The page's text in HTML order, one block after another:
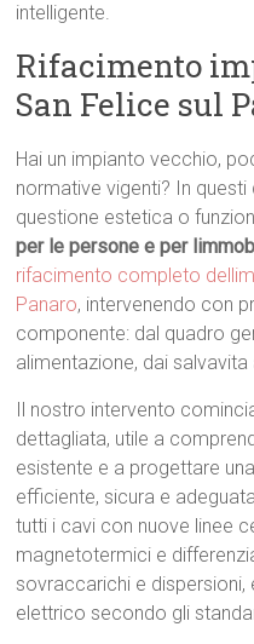
intelligente.
Rifacimento
San Felice sul
Hai un impianto vecchio,
normative vigenti? In
questione estetica o
per le persone e per
rifacimento completo
Panaro, intervenendo con
componente: dal quadro
alimentazione, dai
Il nostro intervento
dettagliata, utile a
esistente e a progettare
efficiente, sicura e
tutti i cavi con nuove linee
magnetotermici e
sovraccarichi e
elettrico secondo gli